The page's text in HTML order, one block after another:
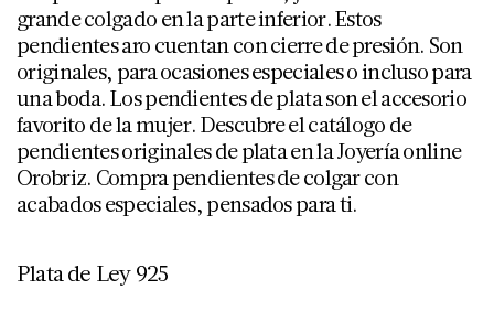
grande colgado en la parte inferior. Estos
pendientes aro cuentan con cierre de presión. Son
originales, para ocasiones especiales o incluso para
una boda. Los pendientes de plata son el accesorio
favorito de la mujer. Descubre el catálogo de
pendientes originales de plata en la Joyería online
Orobriz. Compra pendientes de colgar con
acabados especiales, pensados para ti.
Plata de Ley 925